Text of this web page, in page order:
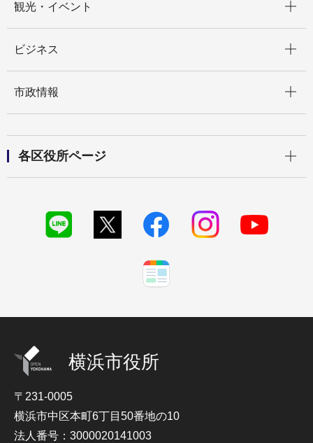
観光・イベント
ビジネス
市政情報
各区役所ページ
横浜市役所
〒231-0005
横浜市中区本町6丁目50番地の10
法人番号：3000020141003